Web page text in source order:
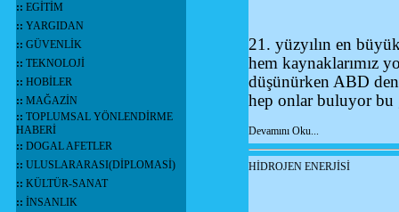
:: EGİTİM
:: YARGIDAN
:: GÜVENLİK
:: TEKNOLOJİ
:: HOBİLER
:: MAĞAZİN
:: TOPLUMSAL YÖNLENDİRME
HABERİ
:: DOGAL AFETLER
:: ULUSLARARASI(DİPLOMASİ)
:: KÜLTÜR-SANAT
:: İNSANLIK
21. yüzyılın en
hem kaynaklarımız
düşünürken ABD den
hep onlar buluyor
Devamını Oku...
HİDROJEN ENERJİSİ